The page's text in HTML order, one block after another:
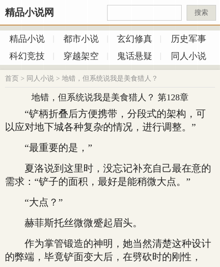
精品小说网 搜索
精品小说 都市小说 玄幻修真
历史军事
科幻竞技
穿越架空 鬼话悬疑 同人小说
首页 > 同人小说 > 地错，但系统说我是美食猎人？
地错，但系统说我是美食猎人？ 第128章
“铲柄折叠后方便携带，分段式的架构，可
以应对地下城各种复杂的情况，进行调整。”
“最重要的是，”
夏洛说到这里时，没忘记补充自己最在意的
需求：“铲子的面积，最好是能稍微大点。”
“大点？”
赫菲斯托丝微微蹙起眉头。
作为掌管锻造的神明，她当然清楚这种设计
的弊端，毕竟铲面变大后，在劈砍时的刚性，